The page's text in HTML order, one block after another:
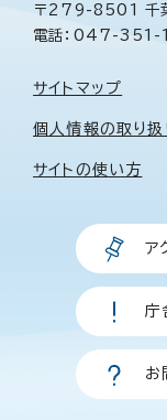
〒279-8501 千
電話：047-351-
サイトマップ
個人情報の取り
サイトの使い方
ア
庁
お